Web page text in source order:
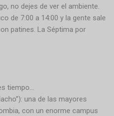
no dejes de ver el ambiente.
de 7:00 a 14:00 y la gente sale
patines. La Séptima por
tiempo…
una de las mayores
con un enorme campus